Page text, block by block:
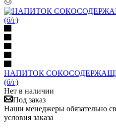
НАПИТОК
(б/г)
Нет в наличии
Под заказ
Наши менеджеры обязательно
условия заказа